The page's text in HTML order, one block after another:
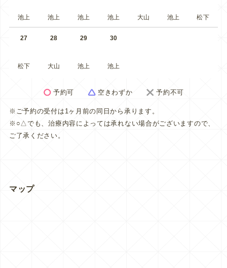
池上 池上 池上 池上 大山 池上 松下
27
松下
28
大山
29
池上
30
池上
予約可 空きわずか 予約不可
※ご予約の受付は1ヶ月前の同日から承ります。
※○△でも、治療内容によっては承れない場合がございますので、
ご了承ください。
マップ